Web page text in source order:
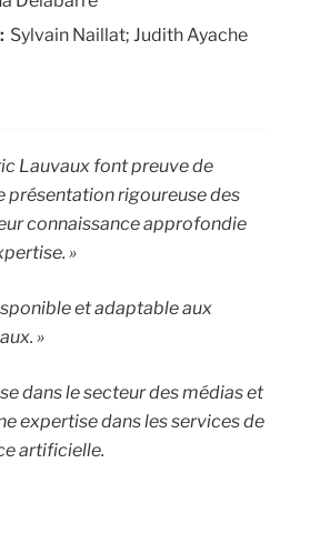
Sylvain Naillat; Judith Ayache
Lauvaux font preuve de
présentation rigoureuse des
connaissance approfondie
»
et adaptable aux
»
dans le secteur des médias et
expertise dans les services de
artificielle.